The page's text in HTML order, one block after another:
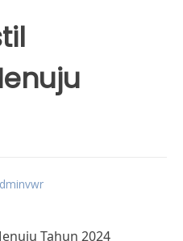
Tahun 2024